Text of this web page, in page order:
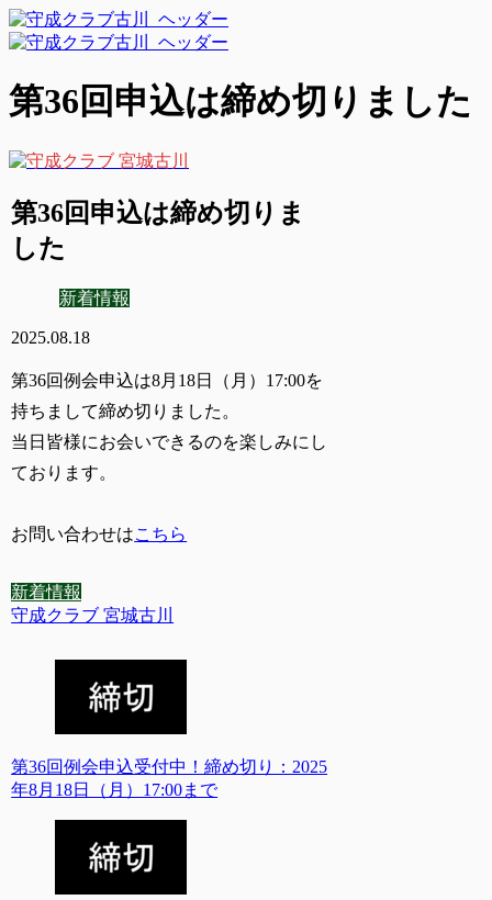
第36回申込は締め切りました
第36回申込は締め切りま
した
新着情報
2025.08.18
第36回例会申込は8月18日（月）17:00を
持ちまして締め切りました。
当日皆様にお会いできるのを楽しみにし
ております。
お問い合わせはこちら
新着情報
守成クラブ 宮城古川
第36回例会申込受付中！締め切り：2025
年8月18日（月）17:00まで